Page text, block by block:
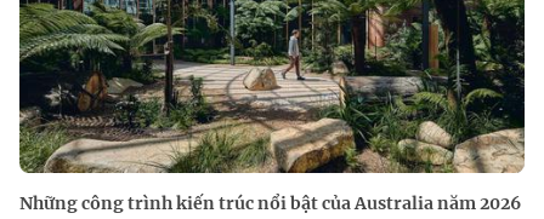
Những công trình kiến trúc nổi bật của Australia năm 2026